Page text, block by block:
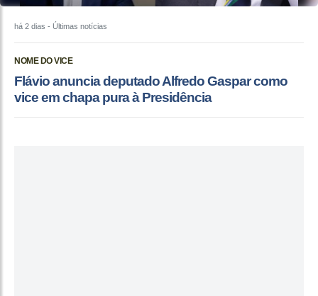
há 2 dias - Últimas notícias
NOME DO VICE
Flávio anuncia deputado Alfredo Gaspar como
vice em chapa pura à Presidência